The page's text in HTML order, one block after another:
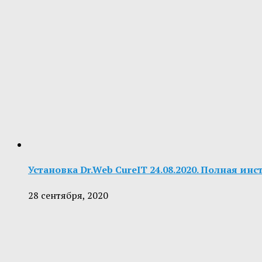
Установка Dr.Web CureIT 24.08.2020. Полная
28 сентября, 2020